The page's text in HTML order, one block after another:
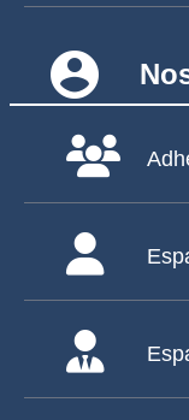
account_circle